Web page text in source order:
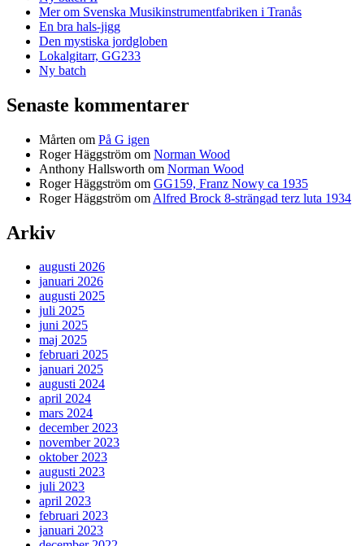
Mer om Svenska Musikinstrumentfabriken i Tranås
En bra hals-jigg
Den mystiska jordgloben
Lokalgitarr, GG233
Ny batch
Senaste kommentarer
Mårten om På G igen
Roger Häggström om Norman Wood
Anthony Hallsworth om Norman Wood
Roger Häggström om GG159, Franz Nowy ca 1935
Roger Häggström om Alfred Brock 8-strängad terz luta 1934
Arkiv
augusti 2026
januari 2026
augusti 2025
juli 2025
juni 2025
maj 2025
februari 2025
januari 2025
augusti 2024
april 2024
mars 2024
december 2023
november 2023
oktober 2023
augusti 2023
juli 2023
april 2023
februari 2023
januari 2023